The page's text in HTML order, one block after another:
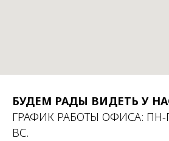
БУДЕМ РАДЫ ВИДЕТЬ У
ГРАФИК РАБОТЫ ОФИСА: ПН-
ВС.